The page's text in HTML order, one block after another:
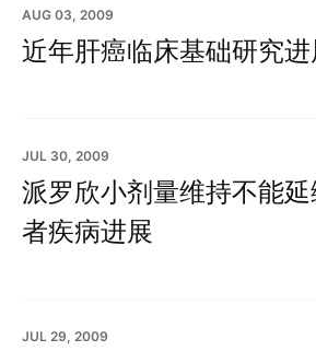
AUG 03, 2009
近年肝癌临床基础研究进
JUL 30, 2009
派罗欣小剂量维持不能
者疾病进展
JUL 29, 2009